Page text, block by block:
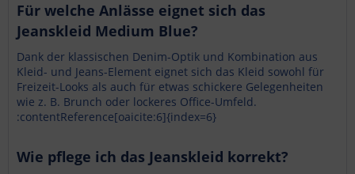
Für welche Anlässe eignet sich das
Jeanskleid Medium Blue?
Dank der klassischen Denim-Optik und Kombination aus
Kleid- und Jeans-Element eignet sich das Kleid sowohl für
Freizeit-Looks als auch für etwas schickere Gelegenheiten
wie z. B. Brunch oder lockeres Office-Umfeld.
:contentReference[oaicite:6]{index=6}
Wie pflege ich das Jeanskleid korrekt?